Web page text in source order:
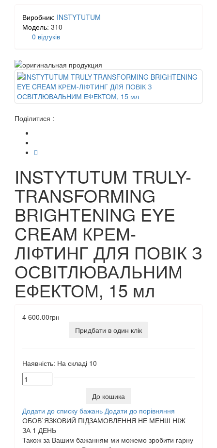
Виробник: INSTYTUTUM
Модель: 310
0 відгуків
Поділитися :
INSTYTUTUM TRULY-
TRANSFORMING
BRIGHTENING EYE
CREAM КРЕМ-
ЛІФТИНГ ДЛЯ ПОВІК З
ОСВІТЛЮВАЛЬНИМ
ЕФЕКТОМ, 15 мл
4 600.00грн
Придбати в один клік
Наявність: На складі 10
До кошика
Додати до списку бажань Додати до порівняння
ОБОВ`ЯЗКОВИЙ ПІДЗАМОВЛЕННЯ НЕ МЕНШ НІЖ
ЗА 1 ДЕНЬ
Також за Вашим бажанням ми можемо зробити гарну